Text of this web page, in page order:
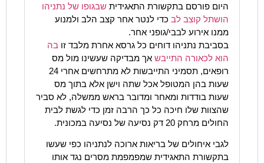
היום פורסם בתקשורת התאגידית שבגופו של נתניהו
הושתל קוצב לב כדי לנטר אחר קצב הלב ולמנוע
ממנו אירוע לבבי/גופני אחר.
בסביבת נתניהו דוחים כל גרסא אחרת מלבד זו בה
הוא לכאורה התייבש אך מבדיקה שעשינו מול מס
רופאים, תסמיני התייבשות לא מתרחשים אחרי 24
שעות בהן המטופל אכל שתה וישן אלא בתוך מס
שעות בודדות ומאחר ומדובר בראש ממשלה, לא סביר
שהצוות שלו חיכה כל כך הרבה זמן כדי לגשת לבית
החולים מרחק 20 דק נסיעה של נסיעה במכונית.
לגבי איחולים של בריאות ארוכה לנתניהו כפי שעשו
בתקשורת התאגידית שמפמפמת מסרים נגד אותו